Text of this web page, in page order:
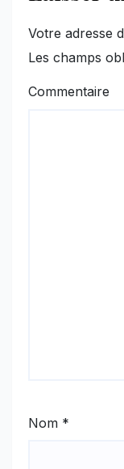
Votre adresse
Les champs
Commentaire
Nom *